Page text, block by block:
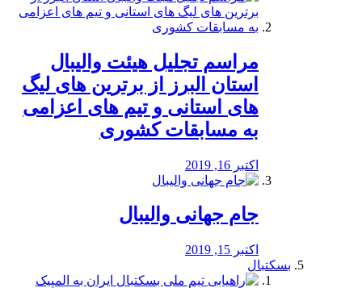
مراسم تجلیل هیئت والیبال
استان البرز از برترین های لیگ
های استانی و تیم های اعزامی
به مسابقات کشوری
اکتبر 16, 2019
جام جهانی والیبال
اکتبر 15, 2019
بسکتبال